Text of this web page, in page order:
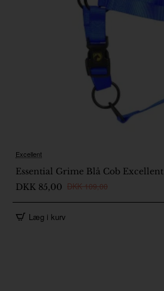
2-5 Dage
Excellent
Essential Grime Blå Cob Excellent
DKK 85,00 DKK 109,00
Læg i kurv